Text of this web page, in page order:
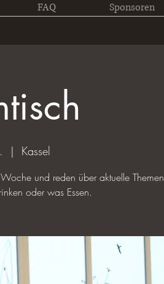
FAQ Sponsoren
  |
Kassel
und reden über aktuelle Themen
oder was Essen.